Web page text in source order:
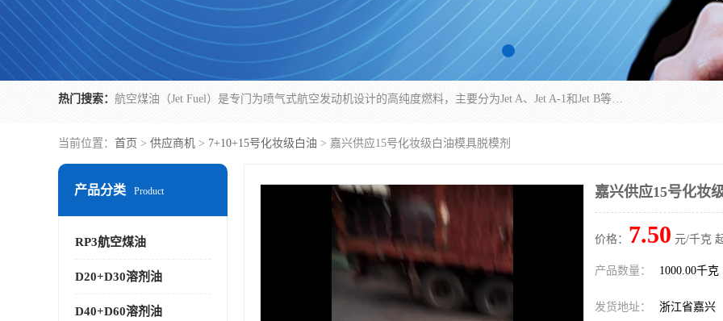
热门搜索： 航空煤油（Jet Fuel）是专门为喷气式航空发动机设计的高纯度燃料，主要分为Jet A、Jet A-1和Jet B等类型。其特点是闪点高、低温流动性好，并添加了抗静电剂和抗氧化剂以确保飞行安全。航空煤油需
当前位置： 首页 > 供应商机 > 7+10+15号化妆级白油 > 嘉兴供应15号化妆级白油模具脱模剂
产品分类 Product
RP3航空煤油
D20+D30溶剂油
D40+D60溶剂油
嘉兴供应15号化妆
价格： 7.50 元/千克
产品数量： 1000.00千克
发货地址： 浙江省嘉兴